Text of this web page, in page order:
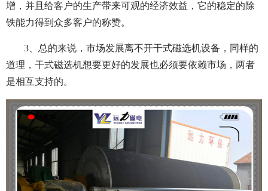
增，并且给客户的生产带来可观的经济效益，它的稳定的除
铁能力得到众多客户的称赞。
3、总的来说，市场发展离不开干式磁选机设备，同样的
道理，干式磁选机想要更好的发展也必须要依赖市场，两者
是相互支持的。